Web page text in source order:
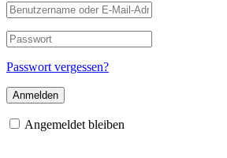
Benutzername
oder
E-
Mail-
Adresse
Passwort
Passwort vergessen?
Angemeldet bleiben